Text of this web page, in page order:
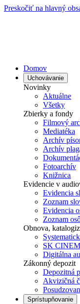
Preskočiť na hlavný
Domov
Uchovávanie
Novinky
Aktuálne
Všetky
Zbierky a fondy
Filmový
Mediatéka
Archív
Archív
Fotoarchív
Knižnica
Evidencie v
Evidencia
Zoznam
Evidencia
Zoznam
Obnova,
SK
Digitálna
Zákonný depozit
Depozitná
Akvizičná
Sprístupňovanie